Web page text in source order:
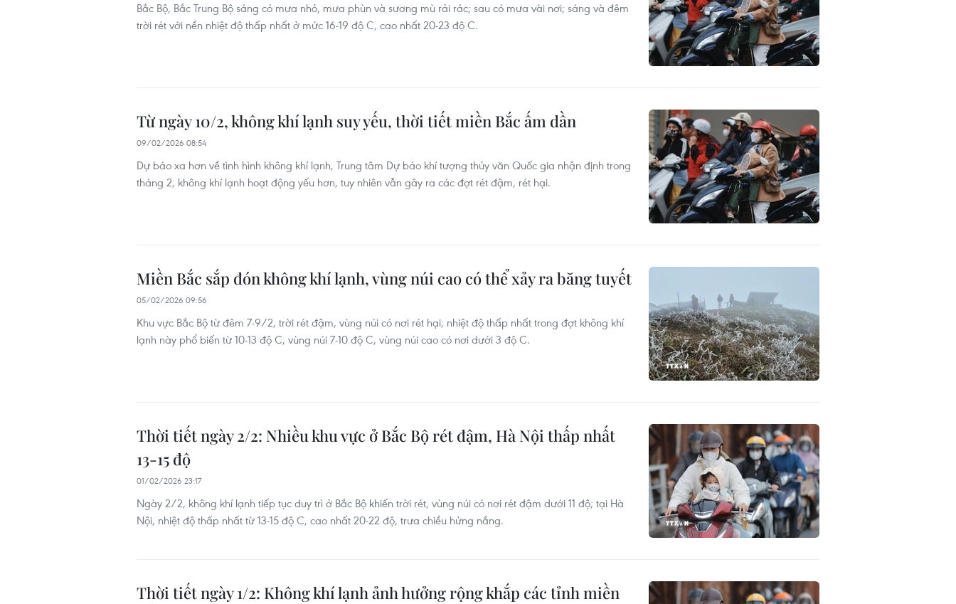
Bắc Bộ, Bắc Trung Bộ sáng có mưa nhỏ, mưa phùn và sương mù rải rác; sau có mưa vài nơi; sáng và đêm
trời rét với nền nhiệt độ thấp nhất ở mức 16-19 độ C, cao nhất 20-23 độ C.
Từ ngày 10/2, không khí lạnh suy yếu, thời tiết miền Bắc ấm dần
09/02/2026 08:54
Dự báo xa hơn về tình hình không khí lạnh, Trung tâm Dự báo khí tượng thủy văn Quốc gia nhận định trong
tháng 2, không khí lạnh hoạt động yếu hơn, tuy nhiên vẫn gây ra các đợt rét đậm, rét hại.
Miền Bắc sắp đón không khí lạnh, vùng núi cao có thể xảy ra băng tuyết
05/02/2026 09:56
Khu vực Bắc Bộ từ đêm 7-9/2, trời rét đậm, vùng núi có nơi rét hại; nhiệt độ thấp nhất trong đợt không khí
lạnh này phổ biến từ 10-13 độ C, vùng núi 7-10 độ C, vùng núi cao có nơi dưới 3 độ C.
Thời tiết ngày 2/2: Nhiều khu vực ở Bắc Bộ rét đậm, Hà Nội thấp nhất
13-15 độ
01/02/2026 23:17
Ngày 2/2, không khí lạnh tiếp tục duy trì ở Bắc Bộ khiến trời rét, vùng núi có nơi rét đậm dưới 11 độ; tại Hà
Nội, nhiệt độ thấp nhất từ 13-15 độ C, cao nhất 20-22 độ, trưa chiều hửng nắng.
Thời tiết ngày 1/2: Không khí lạnh ảnh hưởng rộng khắp các tỉnh miền